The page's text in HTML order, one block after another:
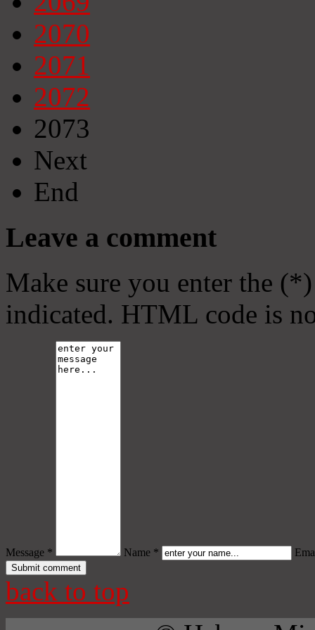
2070
2071
2072
2073
Next
End
Leave a comment
Make sure you enter the
indicated. HTML code is
Message * Name *
back to top